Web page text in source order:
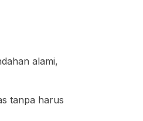
alami,
tanpa harus